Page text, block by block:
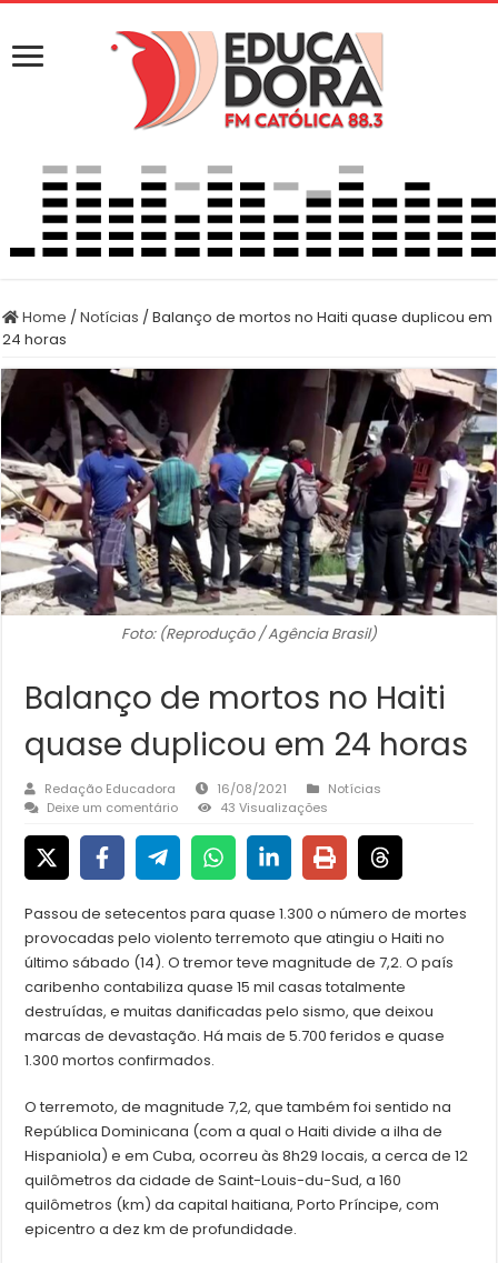
Home /Notícias /Balanço de mortos no Haiti quase duplicou em
24 horas
Foto: (Reprodução / Agência Brasil)
Balanço de mortos no Haiti
quase duplicou em 24 horas
Redação Educadora 16/08/2021
Notícias
Deixe um comentário
43 Visualizações
Passou de setecentos para quase 1.300 o número de mortes
provocadas pelo violento terremoto que atingiu o Haiti no
último sábado (14). O tremor teve magnitude de 7,2. O país
caribenho contabiliza quase 15 mil casas totalmente
destruídas, e muitas danificadas pelo sismo, que deixou
marcas de devastação. Há mais de 5.700 feridos e quase
1.300 mortos confirmados.
O terremoto, de magnitude 7,2, que também foi sentido na
República Dominicana (com a qual o Haiti divide a ilha de
Hispaniola) e em Cuba, ocorreu às 8h29 locais, a cerca de 12
quilômetros da cidade de Saint-Louis-du-Sud, a 160
quilômetros (km) da capital haitiana, Porto Príncipe, com
epicentro a dez km de profundidade.